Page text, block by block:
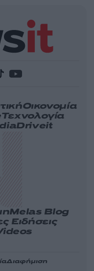
Οικονομία
Τεχνολογία
Driveit
Melas Blog
Ειδήσεις
Διαφήμιση